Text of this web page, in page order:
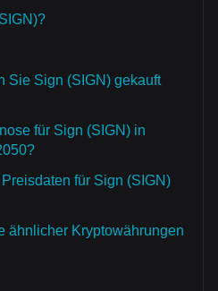
Sie Sign (SIGN) gekauft
für Sign (SIGN) in
für Sign (SIGN)
ähnlicher Kryptowährungen